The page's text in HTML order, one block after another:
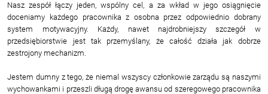
Nasz zespół łączy jeden, wspólny cel, a za wkład w jego osiągnięcie
doceniamy każdego pracownika z osobna przez odpowiednio dobrany
system motywacyjny. Każdy, nawet najdrobniejszy szczegół w
przedsiębiorstwie jest tak przemyślany, że całość działa jak dobrze
zestrojony mechanizm.
Jestem dumny z tego, że niemal wszyscy członkowie zarządu są naszymi
wychowankami i przeszli długą drogę awansu od szeregowego pracownika